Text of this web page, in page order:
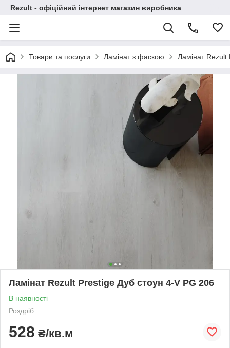
Rezult - офіційний інтернет магазин виробника
Товари та послуги Ламінат з фаскою Ламінат
Ламінат Rezult Prestige Дуб стоун 4-V PG 206
В наявності
Роздріб
528 ₴/кв.м